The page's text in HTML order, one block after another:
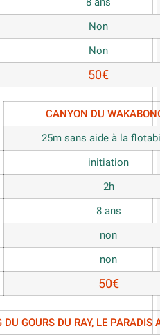
Non
Non
50€
CANYON DU
25m sans aide à la
initiation
2h
8 ans
non
non
50€
GOURS DU RAY, LE PARADIS